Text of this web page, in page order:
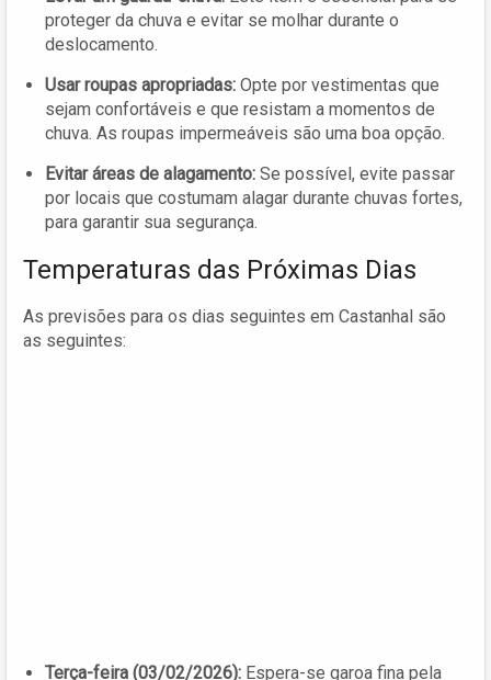
proteger da chuva e evitar se molhar durante o
deslocamento.
Usar roupas apropriadas: Opte por vestimentas que
sejam confortáveis e que resistam a momentos de
chuva. As roupas impermeáveis são uma boa opção.
Evitar áreas de alagamento: Se possível, evite passar
por locais que costumam alagar durante chuvas fortes,
para garantir sua segurança.
Temperaturas das Próximas Dias
As previsões para os dias seguintes em Castanhal são
as seguintes:
Terça-feira (03/02/2026): Espera-se garoa fina pela